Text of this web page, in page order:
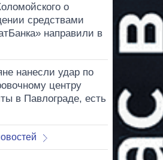
о
средствами
направили в
нанесли удар по
центру
в Павлограде, есть